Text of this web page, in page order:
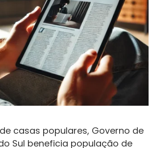
casas populares, Governo de
Sul beneficia população de